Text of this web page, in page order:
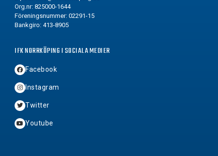
Org.nr: 825000-1644
Föreningsnummer: 02291-15
Bankgiro: 413-8905
IFK NORRKÖPING I SOCIALA MEDIER
Facebook
Instagram
Twitter
Youtube